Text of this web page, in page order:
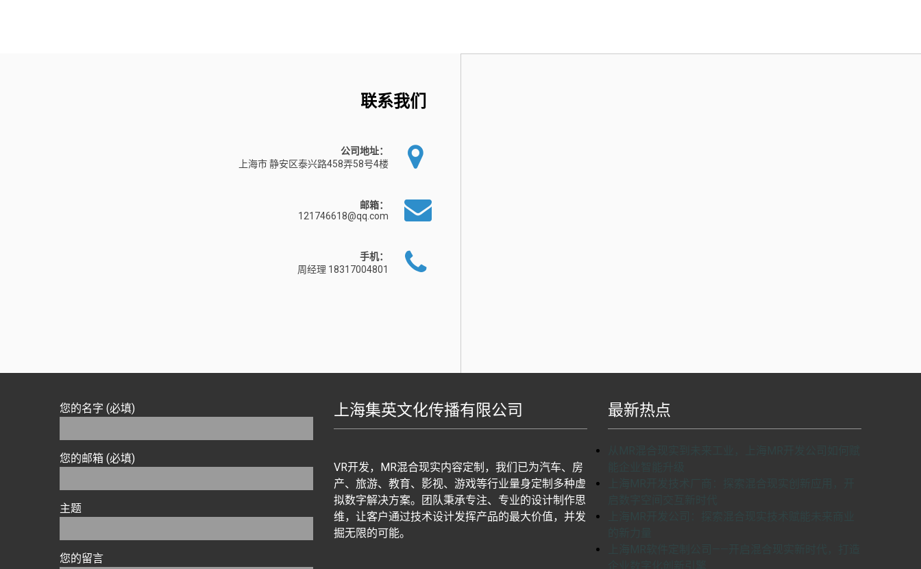
联系我们
公司地址：
上海市 静安区泰兴路458弄58号4楼
邮箱：
121746618@qq.com
手机：
周经理 18317004801
您的名字 (必填)
您的邮箱 (必填)
主题
您的留言
上海集英文化传播有限公司
VR开发，MR混合现实内容定制，我们已为汽车、房
产、旅游、教育、影视、游戏等行业量身定制多种虚
拟数字解决方案。团队秉承专注、专业的设计制作思
维，让客户通过技术设计发挥产品的最大价值，并发
掘无限的可能。
最新热点